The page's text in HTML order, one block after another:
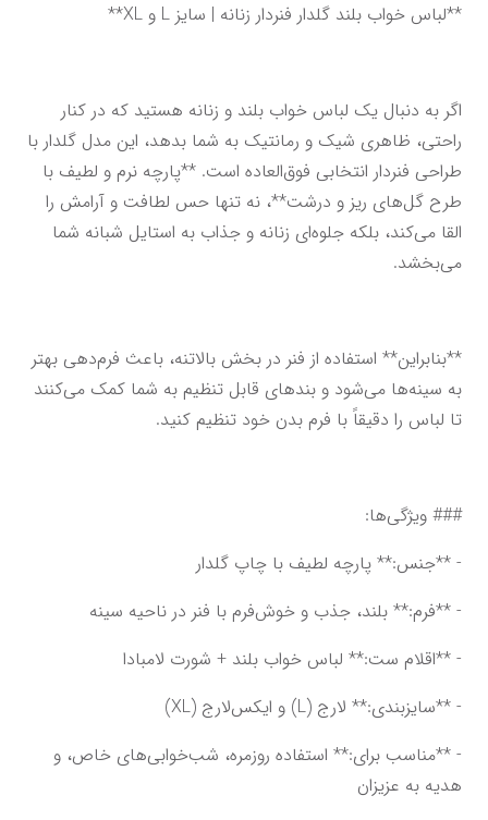
**لباس خواب بلند گلدار فنردار زنانه | سایز L و XL**
می‌بخشد.
تا لباس را دقیقاً با فرم بدن خود تنظیم کنید.
### ویژگی‌ها:
- **جنس:** پارچه لطیف با چاپ گلدار
- **فرم:** بلند، جذب و خوش‌فرم با فنر در ناحیه سینه
- **اقلام ست:** لباس خواب بلند + شورت لامبادا
- **سایزبندی:** لارج (L) و ایکس‌لارج (XL)
هدیه به عزیزان